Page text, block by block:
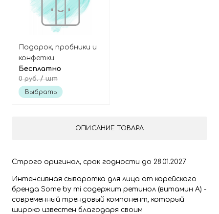
Подарок, пробники и
конфетки
Бесплатно
0 руб./ шт
Выбрать
ОПИСАНИЕ ТОВАРА
Строго оригинал, срок годности до 28.01.2027.
Интенсивная сыворотка для лица от корейского
бренда Some by mi содержит ретинол (витамин А) -
современный трендовый компонент, который
широко известен благодаря своим